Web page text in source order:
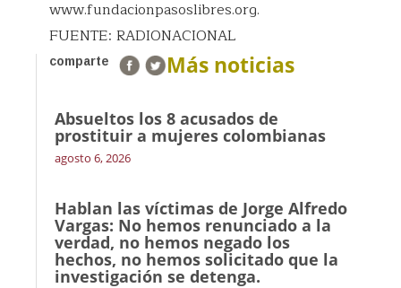
www.fundacionpasoslibres.org.
FUENTE: RADIONACIONAL
comparte Más noticias
Absueltos los 8 acusados de
prostituir a mujeres colombianas
agosto 6, 2026
Hablan las víctimas de Jorge Alfredo
Vargas: No hemos renunciado a la
verdad, no hemos negado los
hechos, no hemos solicitado que la
investigación se detenga.